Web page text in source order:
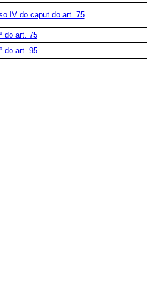
IV do caput do art. 75
do art. 75
do art. 95